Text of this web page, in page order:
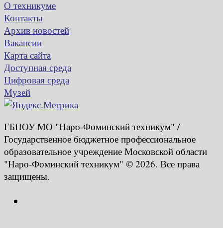
О техникуме
Контакты
Архив новостей
Вакансии
Карта сайта
Доступная среда
Цифровая среда
Музей
ГБПОУ МО "Наро-Фоминский техникум" /
Государственное бюджетное профессиональное
образовательное учреждение Московской области
"Наро-Фоминский техникум" © 2026. Все права
защищены.